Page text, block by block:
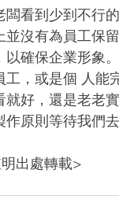
看到少到不行
沒有為員工保
確保企業形象
，或是個 人能
就好，還是老老
原則等待我們去
出處轉載>